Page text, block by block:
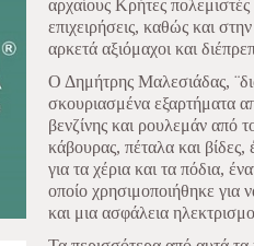
αρχαίους Κρήτες
επιχειρήσεις, καθώς και
αρκετά αξιόμαχοι και
Ο Δημήτρης Μαλεσιάδας,
σκουριασμένα εξαρτήματα
βενζίνης και ρουλεμάν από
κάβουρας, πέταλα και βίδες,
για τα χέρια και τα πόδια,
οποίο χρησιμοποιήθηκε για
και μια ασφάλεια